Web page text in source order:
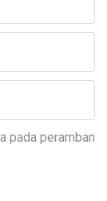
pada peramban